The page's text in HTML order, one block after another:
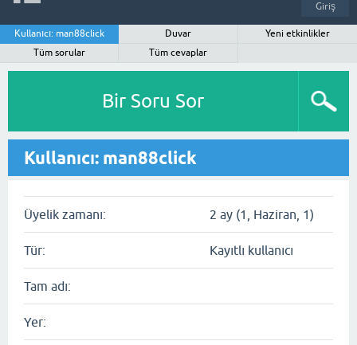
Giriş
Kullanıcı: man88click Duvar
Yeni etkinlikler
Tüm sorular
Tüm cevaplar
Bir Soru Sor
Kullanıcı: man88click
Üyelik zamanı: 2 ay (1, Haziran, 1)
Tür: Kayıtlı kullanıcı
Tam adı:
Yer: